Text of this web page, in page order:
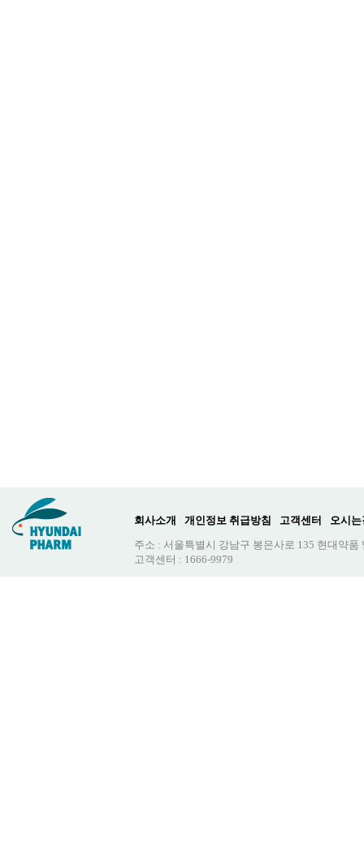
회사소개 개인정보 취급방침 고객센터
오시는
주소 : 서울특별시 강남구 봉은사로 135 현대약품
고객센터 : 1666-9979